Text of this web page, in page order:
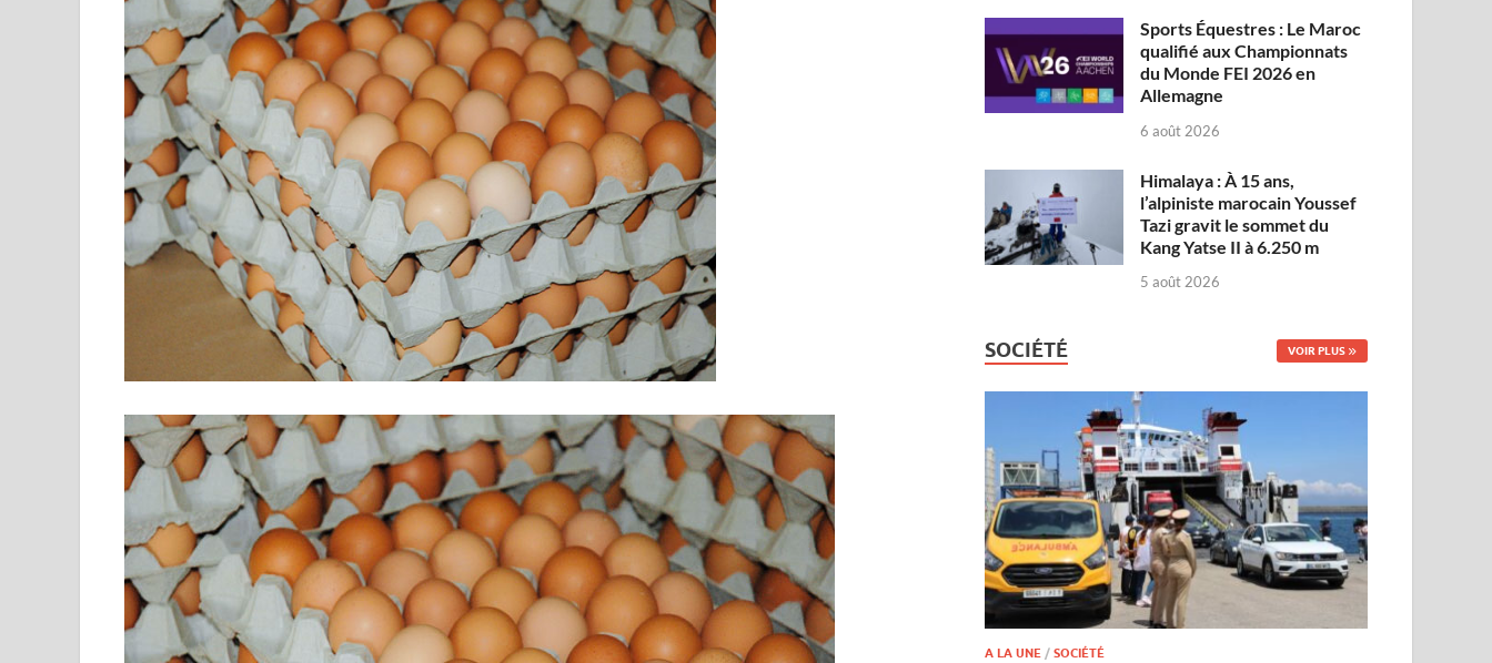
Sports Équestres : Le Maroc
qualifié aux Championnats
du Monde FEI 2026 en
Allemagne
6 août 2026
Himalaya : À 15 ans,
l’alpiniste marocain Youssef
Tazi gravit le sommet du
Kang Yatse II à 6.250 m
5 août 2026
SOCIÉTÉ VOIR PLUS
A LA UNE /SOCIÉTÉ